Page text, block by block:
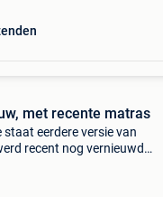
met recente matras
eerdere versie van
recent nog vernieuwd